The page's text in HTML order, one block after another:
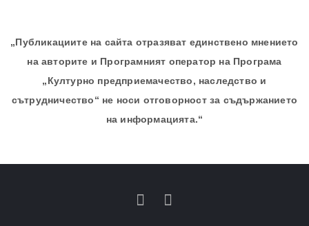
„Публикациите на сайта отразяват единствено мнението
на авторите и Програмният оператор на Програма
„Културно предприемачество, наследство и
сътрудничество“ не носи отговорност за съдържанието
на информацията.“